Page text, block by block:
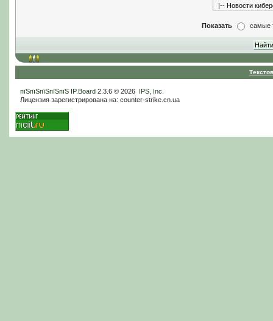
Показать самые
пїЅпїЅпїЅпїЅпїЅ IP.Board2.3.6 © 2026 IPS, Inc
Лицензия зарегистрирована на: counter-strike.cn.ua